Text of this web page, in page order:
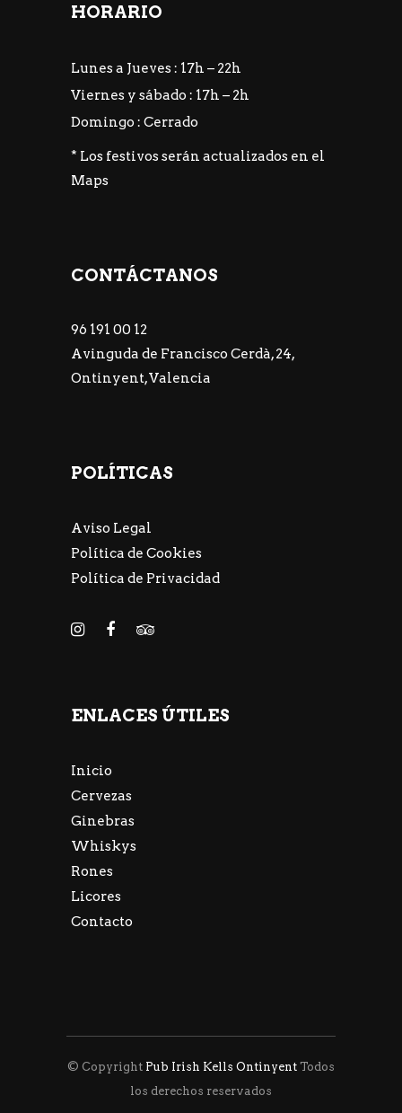
HORARIO
Lunes a Jueves : 17h – 22h
Viernes y sábado : 17h – 2h
Domingo : Cerrado
* Los festivos serán actualizados en el
Maps
CONTÁCTANOS
96 191 00 12
Avinguda de Francisco Cerdà, 24,
Ontinyent, Valencia
POLÍTICAS
Aviso Legal
Política de Cookies
Política de Privacidad
ENLACES ÚTILES
Inicio
Cervezas
Ginebras
Whiskys
Rones
Licores
Contacto
© Copyright Pub Irish Kells Ontinyent Todos
los derechos reservados